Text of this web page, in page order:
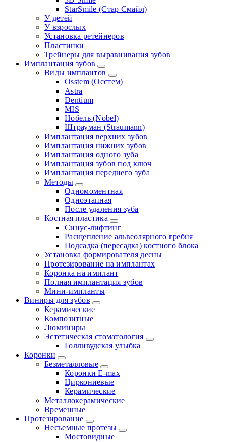
StarSmile (Стар Смайл)
У детей
У взрослых
Установка ретейнеров
Пластинки
Трейнеры для выравнивания зубов
Имплантация зубов
Виды имплантов
Osstem (Осстем)
Astra
Dentium
MIS
Нобель (Nobel)
Штрауман (Straumann)
Имплантация верхних зубов
Имплантация нижних зубов
Имплантация одного зуба
Имплантация зубов под ключ
Имплантация переднего зуба
Методы
Одномоментная
Одноэтапная
После удаления зуба
Костная пластика
Синус-лифтинг
Расщепление альвеолярного гребня
Подсадка (пересадка) костного блока
Установка формирователя десны
Протезирование на имплантах
Коронка на имплант
Полная имплантация зубов
Мини-импланты
Виниры для зубов
Керамические
Композитные
Люминиры
Эстетическая стоматология
Голливудская улыбка
Коронки
Безметалловые
Коронки E-max
Циркониевые
Керамические
Металлокерамические
Временные
Протезирование
Несъемные протезы
Мостовидные